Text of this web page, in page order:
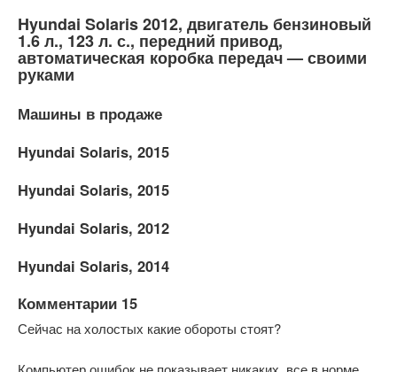
Hyundai Solaris 2012, двигатель бензиновый
1.6 л., 123 л. с., передний привод,
автоматическая коробка передач — своими
руками
Машины в продаже
Hyundai Solaris, 2015
Hyundai Solaris, 2015
Hyundai Solaris, 2012
Hyundai Solaris, 2014
Комментарии 15
Сейчас на холостых какие обороты стоят?